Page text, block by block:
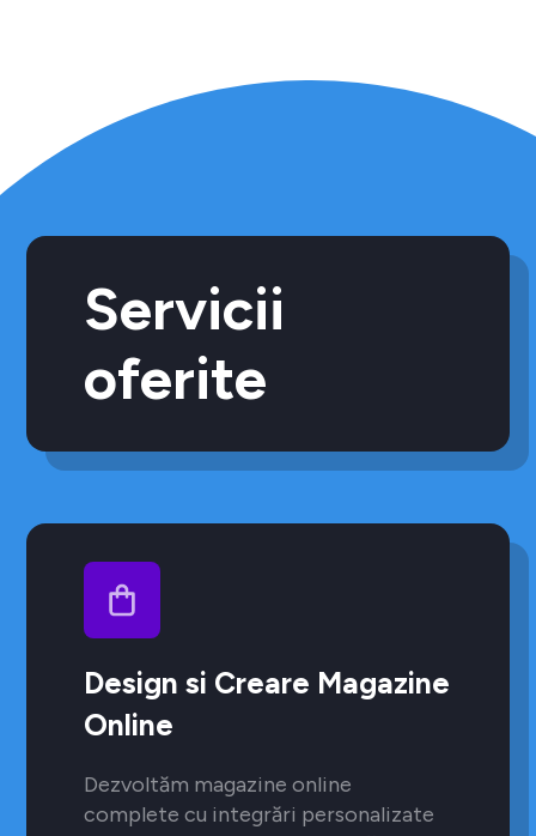
Servicii
oferite
Design si Creare Magazine
Online
Dezvoltăm magazine online
complete cu integrări personalizate